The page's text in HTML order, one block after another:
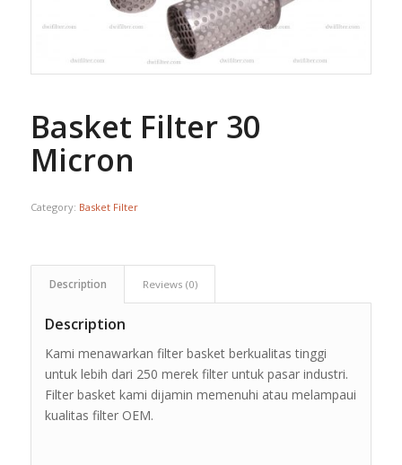
Basket Filter 30
Micron
Category: Basket Filter
Description Reviews (0)
Description
Kami menawarkan filter basket berkualitas tinggi
untuk lebih dari 250 merek filter untuk pasar industri.
Filter basket kami dijamin memenuhi atau melampaui
kualitas filter OEM.